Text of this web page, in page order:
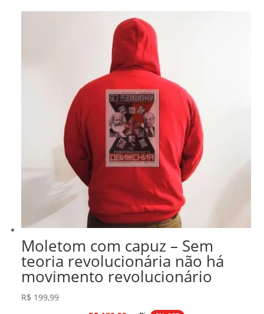
Moletom com capuz – Sem
teoria revolucionária não há
movimento revolucionário
R$ 199,99